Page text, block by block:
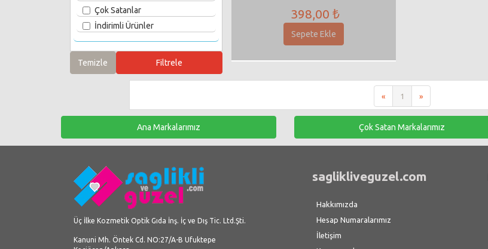
Çok Satanlar
İndirimli Ürünler
398,00 ₺
Sepete Ekle
« 1 »
Ana Markalarımız Çok Satan Markalarımız
Üç İlke Kozmetik Optik Gıda İnş. İç ve Dış Tic. Ltd.Şti.
Kanuni Mh. Öntek Cd. NO:27/A-B Ufuktepe
saglikliveguzel.com
Hakkımızda
Hesap Numaralarımız
İletişim